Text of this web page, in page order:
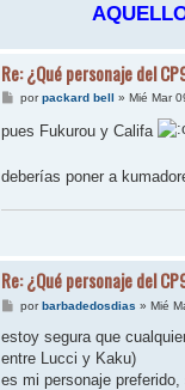
Re: ¿Qué personaje del
M
n
s
e
porpackard bell » Mié Mar
pues Fukurou y Califa
deberías poner a
Re: ¿Qué personaje del
M
n
a
j
porbarbadedosdias » Mié
estoy segura que
entre Lucci y Kaku)
es mi personaje